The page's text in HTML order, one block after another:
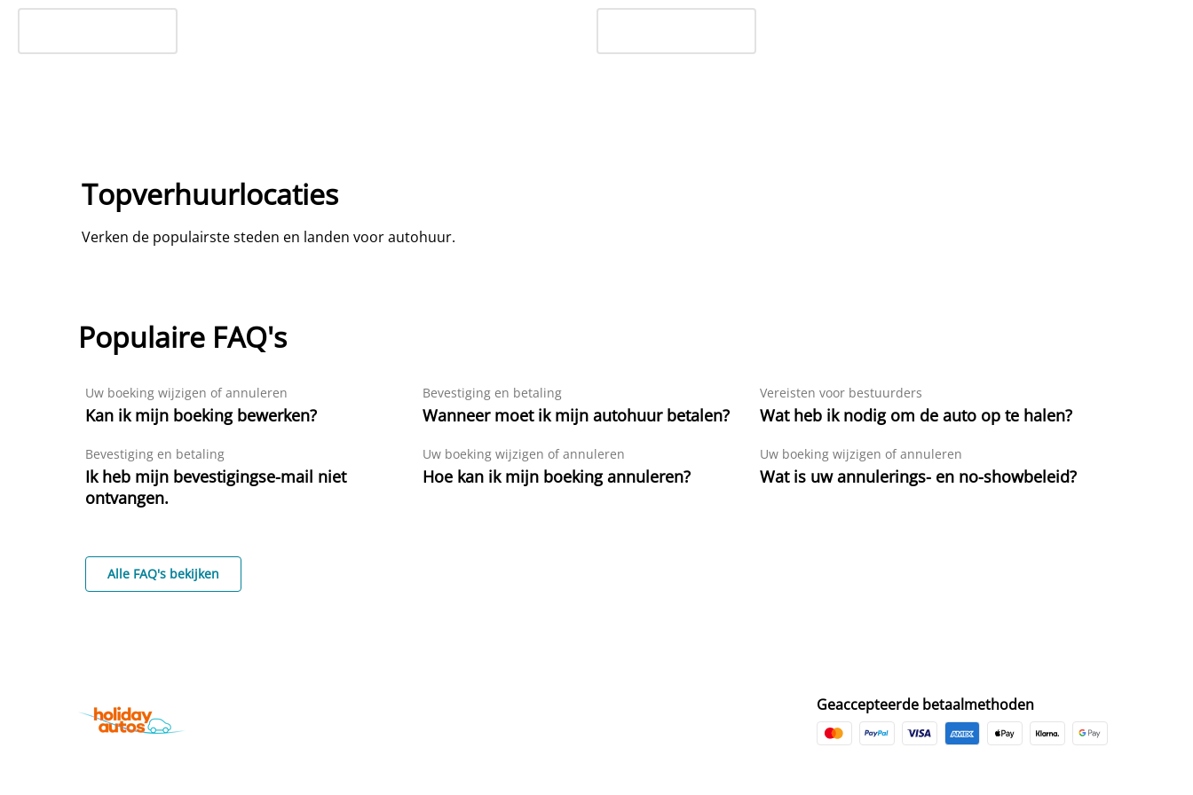
Topverhuurlocaties
Verken de populairste steden en landen voor autohuur.
Populaire FAQ's
Uw boeking wijzigen of annuleren
Kan ik mijn boeking bewerken?
Bevestiging en betaling
Wanneer moet ik mijn autohuur betalen?
Vereisten voor bestuurders
Wat heb ik nodig om de auto op te halen?
Bevestiging en betaling
Ik heb mijn bevestigingse-mail niet
ontvangen.
Uw boeking wijzigen of annuleren
Hoe kan ik mijn boeking annuleren?
Uw boeking wijzigen of annuleren
Wat is uw annulerings- en no-showbeleid?
Alle FAQ's bekijken
Geaccepteerde betaalmethoden